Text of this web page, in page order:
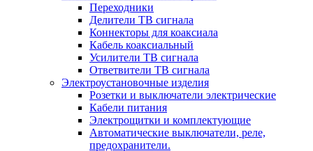
Переходники
Делители ТВ сигнала
Коннекторы для коаксиала
Кабель коаксиальный
Усилители ТВ сигнала
Ответвители ТВ сигнала
Электроустановочные изделия
Розетки и выключатели электрические
Кабели питания
Электрощитки и комплектующие
Автоматические выключатели, реле,
предохранители.